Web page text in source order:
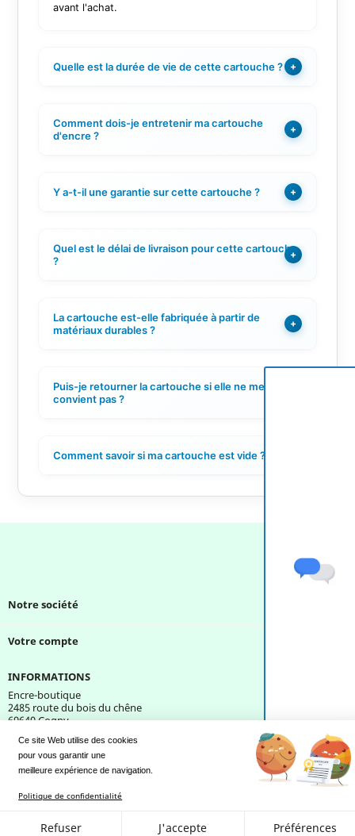
Ce site Web utilise des cookies
pour vous garantir une
meilleure expérience de navigation.
Politique de confidentialité
Refuser J'accepte Préférences
Une question ?
avant l'achat.
Quelle est la durée de vie de cette cartouche ? +
Comment dois-je entretenir ma cartouche
d'encre ?
+
Y a-t-il une garantie sur cette cartouche ? +
Quel est le délai de livraison pour cette cartouche
?
+
La cartouche est-elle fabriquée à partir de
matériaux durables ?
+
Puis-je retourner la cartouche si elle ne me
convient pas ?
Comment savoir si ma cartouche est vide ?
Notre société
Votre compte
INFORMATIONS
Encre-boutique
2485 route du bois du chêne
69640 Cogny